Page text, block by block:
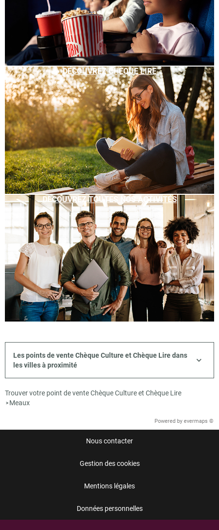
DÉCOUVREZ CHÈQUE LIRE
DÉCOUVREZ TOUTES NOS ACTIVITÉS
Les points de vente Chèque Culture et Chèque Lire dans
les villes à proximité
Trouver votre point de vente Chèque Culture et Chèque Lire
> Meaux
Powered by evermaps ©
Nous contacter
Gestion des cookies
Mentions légales
Données personnelles